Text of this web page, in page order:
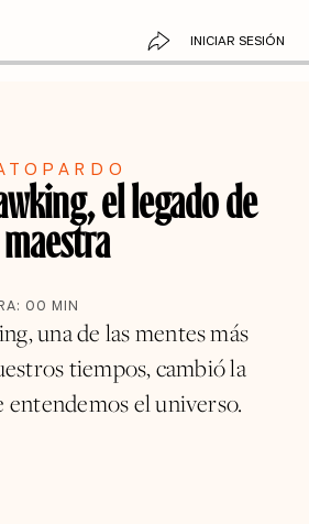
INICIAR SESIÓN
el legado de
00 MIN
una de las mentes más
tiempos, cambió la
entendemos el universo.